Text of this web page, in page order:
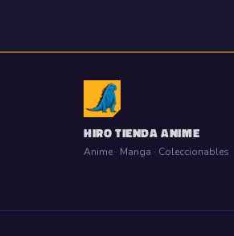
HIRO TIENDA ANIME
Anime · Manga · Coleccionables